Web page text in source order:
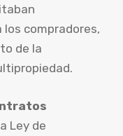
compradores,
de la
Ley de